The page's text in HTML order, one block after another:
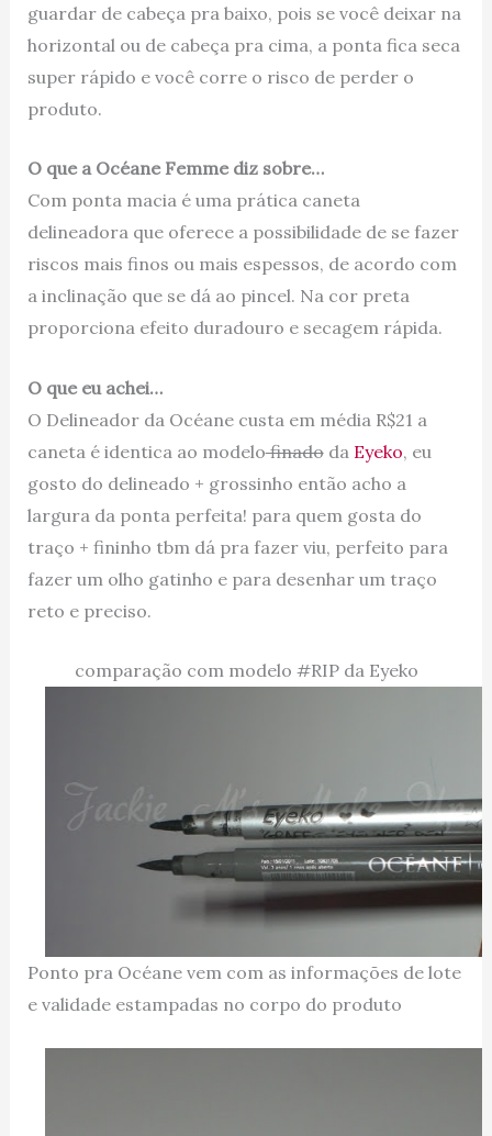
guardar de cabeça pra baixo, pois se você deixar na
horizontal ou de cabeça pra cima, a ponta fica seca
super rápido e você corre o risco de perder o
produto.
O que a Océane Femme diz sobre…
Com ponta macia é uma prática caneta
delineadora que oferece a possibilidade de se fazer
riscos mais finos ou mais espessos, de acordo com
a inclinação que se dá ao pincel. Na cor preta
proporciona efeito duradouro e secagem rápida.
O que eu achei…
O Delineador da Océane custa em média R$21 a
caneta é identica ao modelofinadoda Eyeko, eu
gosto do delineado + grossinho então acho a
largura da ponta perfeita! para quem gosta do
traço + fininho tbm dá pra fazer viu, perfeito para
fazer um olho gatinho e para desenhar um traço
reto e preciso.
comparação com modelo #RIP da Eyeko
Ponto pra Océane vem com as informações de lote
e validade estampadas no corpo do produto